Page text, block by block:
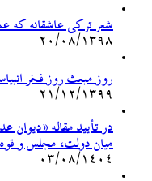
شعر ترکی عاشقانه که
۲۰/۰۸/۱۳۹۸
روز مبعث روز فخر
۲۱/۱۲/۱۳۹۹
در تأیید مقاله «دیوان
میان دولت، مجلس و قوه
۰۳/۰۸/۱۴۰۴